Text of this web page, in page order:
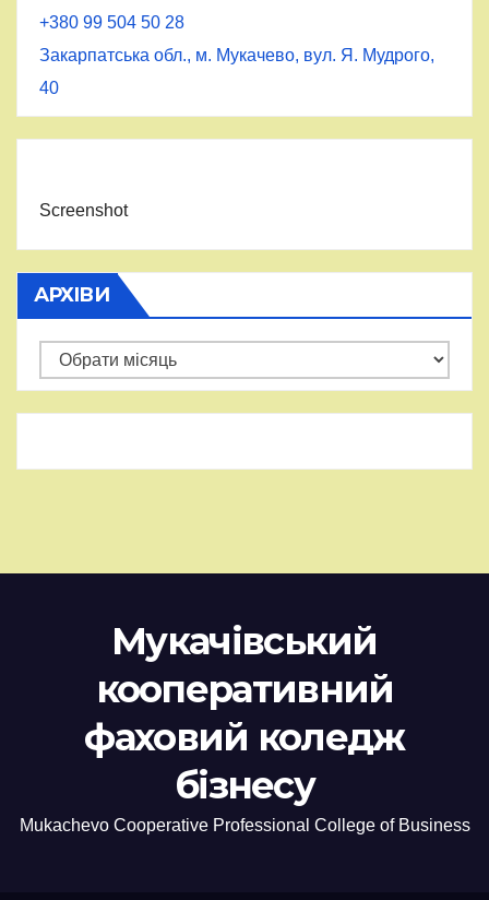
+380 99 504 50 28
Закарпатська обл., м. Мукачево, вул. Я. Мудрого,
40
Screenshot
АРХІВИ
Архіви
Мукачівський
кооперативний
фаховий коледж
бізнесу
Mukachevo Cooperative Professional College of Business